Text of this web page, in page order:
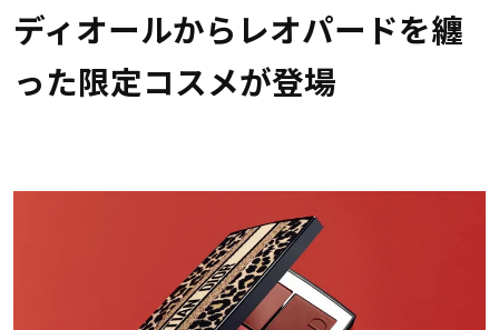
ディオールからレオパードを纏
った限定コスメが登場